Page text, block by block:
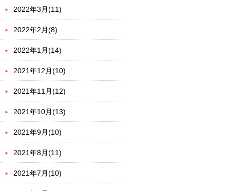
2022年3月(11)
2022年2月(8)
2022年1月(14)
2021年12月(10)
2021年11月(12)
2021年10月(13)
2021年9月(10)
2021年8月(11)
2021年7月(10)